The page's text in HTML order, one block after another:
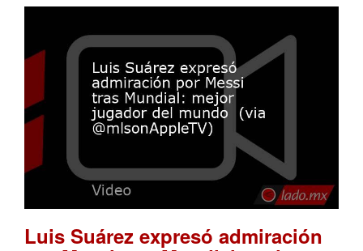
Luis Suárez expresó admiración